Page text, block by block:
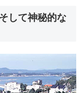
して神秘的な